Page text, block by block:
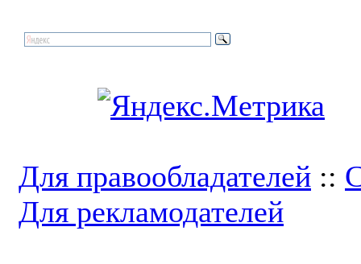
Для правообладателей ::
Для рекламодателей